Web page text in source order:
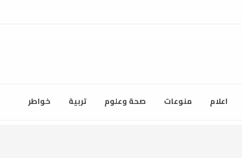
اعلام منوعات صحة وعلوم تربية خواطر